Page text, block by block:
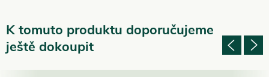
K tomuto produktu doporučujeme
ještě dokoupit